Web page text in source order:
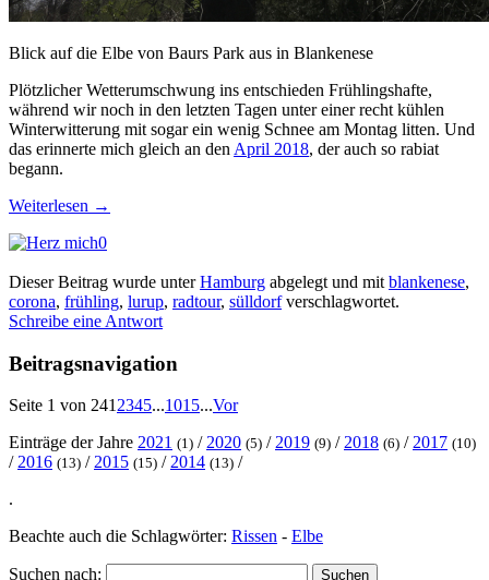
Blick auf die Elbe von Baurs Park aus in Blankenese
Plötzlicher Wetterumschwung ins entschieden Frühlingshafte,
während wir noch in den letzten Tagen unter einer recht kühlen
Winterwitterung mit sogar ein wenig Schnee am Montag litten. Und
das erinnerte mich gleich an den April 2018, der auch so rabiat
begann.
Weiterlesen →
0
Dieser Beitrag wurde unterHamburg abgelegt und mit blankenese,
corona, frühling, lurup, radtour, sülldorfverschlagwortet.
Schreibe eine Antwort
Beitragsnavigation
Seite 1 von 241 2345...1015...Vor
Einträge der Jahre 2021 (1) / 2020 (5) / 2019 (9) / 2018 (6) / 2017 (10)
/ 2016 (13) / 2015 (15) / 2014 (13) /
.
Beachte auch die Schlagwörter: Rissen - Elbe
Suchen nach: